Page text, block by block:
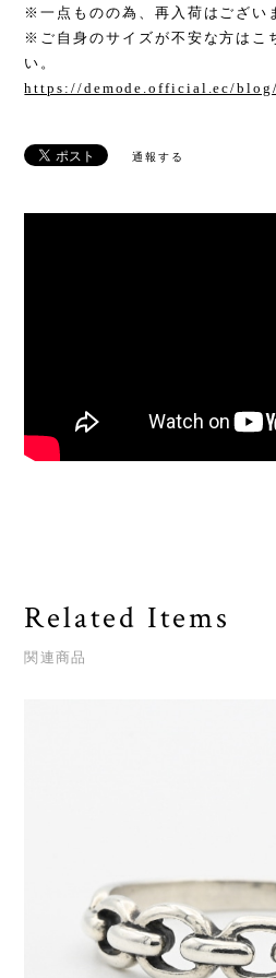
※一点ものの為、再入荷はござい
※ご自身のサイズが不安な方はこ
い。
https://demode.official.ec/
通報する
Related Items
関連商品